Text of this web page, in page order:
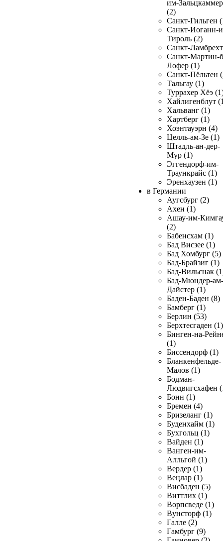
им-
(2)
Санкт-Гильген
Санкт-Иоганн-
Тироль (2)
Санкт-
Санкт-Мартин-
Лофер (1)
Санкт-Пёльтен
Тальгау (1)
Туррахер Хёэ
Хайлигенблут
Хальванг (1)
Хартберг (1)
Хоэнтауэрн (4)
Целль-ам-Зе (1)
Штадль-ан-дер-
Мур (1)
Эггендорф-им-
Траункрайс (1)
Эренхаузен (1)
в Германии
Аугсбург (2)
Ахен (1)
Ашау-им-
(2)
Бабенсхам (1)
Бад Висзее (1)
Бад Хомбург (5)
Бад-Брайзиг (1)
Бад-Вильснак
Бад-Мюндер-ам-
Дайстер (1)
Баден-Баден (8)
Бамберг (1)
Берлин (53)
Берхтесгаден (1)
Бинген-на-
(1)
Биссендорф (1)
Бланкенфельде-
Малов (1)
Бодман-
Людвигсхафен
Бонн (1)
Бремен (4)
Бризеланг (1)
Буденхайм (1)
Бухгольц (1)
Вайден (1)
Ванген-им-
Алльгой (1)
Вердер (1)
Вецлар (1)
Висбаден (5)
Виттлих (1)
Ворпсведе (1)
Вунсторф (1)
Галле (2)
Гамбург (9)